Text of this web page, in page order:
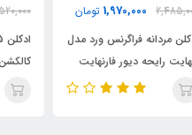
520,000
515,000 تومان
ادکلن 25 میل مردانه اسمارت
کالکشن کد 02 رایحه دیور
فارنهایت Dior Fahrenheit(